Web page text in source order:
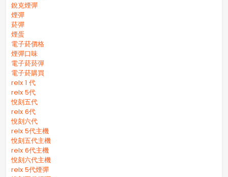
銳克煙彈
煙彈
菸彈
煙蛋
電子菸價格
煙彈口味
電子菸菸彈
電子菸購買
relx 1 代
relx 5代
悅刻五代
relx 6代
悅刻六代
relx 5代主機
悅刻五代主機
relx 6代主機
悅刻六代主機
relx 5代煙彈